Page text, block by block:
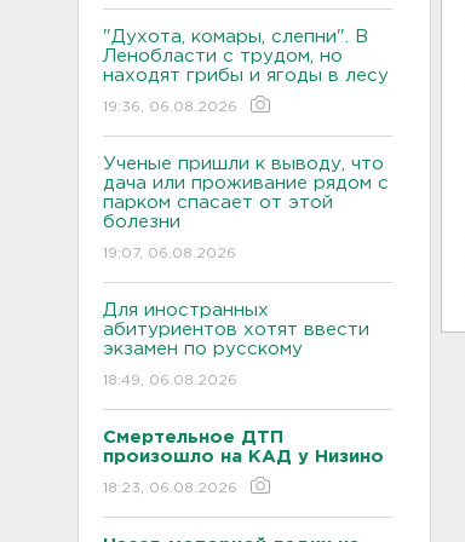
"Духота, комары, слепни". В
Ленобласти с трудом, но
находят грибы и ягоды в лесу
19:36, 06.08.2026
Ученые пришли к выводу, что
дача или проживание рядом с
парком спасает от этой
болезни
19:07, 06.08.2026
Для иностранных
абитуриентов хотят ввести
экзамен по русскому
18:49, 06.08.2026
Смертельное ДТП
произошло на КАД у Низино
18:23, 06.08.2026